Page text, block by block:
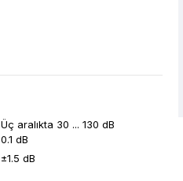
Üç aralıkta 30 ... 130 dB
0.1 dB
±1.5 dB